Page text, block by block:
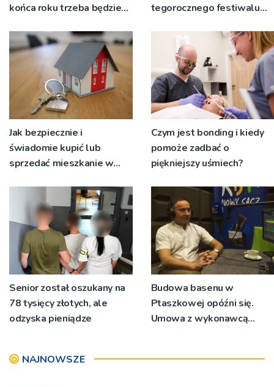
końca roku trzeba będzie
tegorocznego festiwalu
niecodziennych
okolicznościach
Jak bezpiecznie i
świadomie kupić lub
sprzedać mieszkanie w
Czym jest bonding i kiedy
pomoże zadbać o
piękniejszy uśmiech?
Senior został oszukany na
78 tysięcy złotych, ale
odzyska pieniądze
Budowa basenu w
Ptaszkowej opóźni się.
Umowa z wykonawcą
NAJNOWSZE